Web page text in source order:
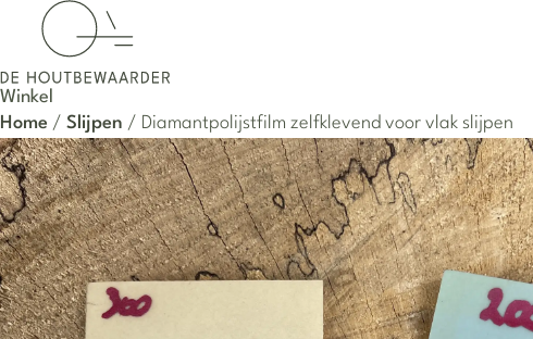
Winkel
Home / Slijpen / Diamantpolijstfilm zelfklevend voor vlak slijpen